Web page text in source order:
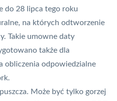
do 28 lipca tego roku
na których odtworzenie
Takie umowne daty
także dla
obliczenia odpowiedzialne
Może być tylko gorzej